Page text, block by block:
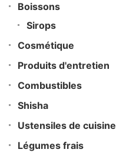
Boissons
Sirops
Cosmétique
Produits d'entretien
Combustibles
Shisha
Ustensiles de cuisine
Légumes frais